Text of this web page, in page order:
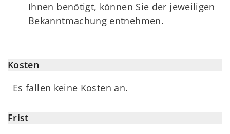
Ihnen benötigt, können Sie der jeweiligen
Bekanntmachung entnehmen.
Kosten
Es fallen keine Kosten an.
Frist